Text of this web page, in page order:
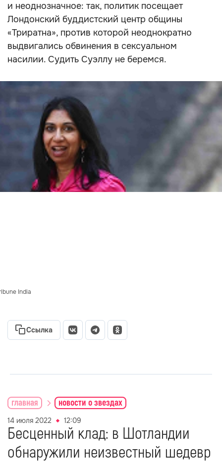
и неоднозначное: так, политик посещает
Лондонский буддистский центр общины
«Триратна», против которой неоднократно
выдвигались обвинения в сексуальном
насилии. Судить Суэллу не беремся.
India
Ссылка
главная новости о звездах
14 июля 2022 12:09
Бесценный клад: в Шотландии
обнаружили неизвестный шедевр